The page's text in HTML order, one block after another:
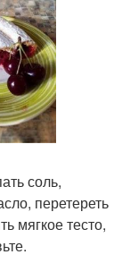
соль,
перетереть
мягкое тесто,